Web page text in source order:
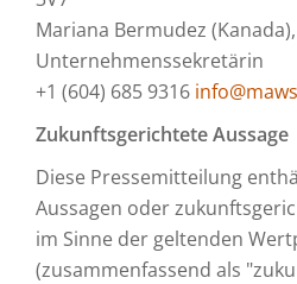
Mariana Bermudez (Kanada),
Unternehmenssekretärin
+1 (604) 685 9316
Zukunftsgerichtete Aussage
Diese Pressemitteilung
Aussagen oder
im Sinne der geltenden
(zusammenfassend als